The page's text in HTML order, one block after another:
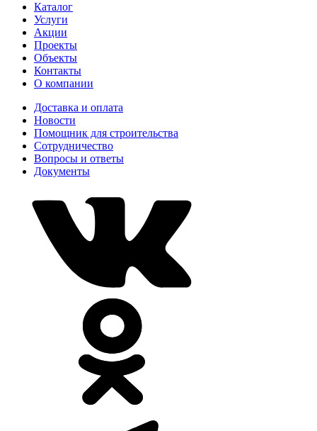
Каталог
Услуги
Акции
Проекты
Объекты
Контакты
О компании
Доставка и оплата
Новости
Помощник для строительства
Сотрудничество
Вопросы и ответы
Документы